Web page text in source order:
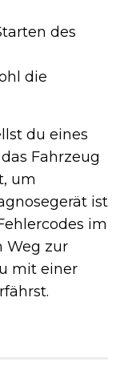
des
die
du eines
Fahrzeug
um
ist
im
Weg zur
mit einer